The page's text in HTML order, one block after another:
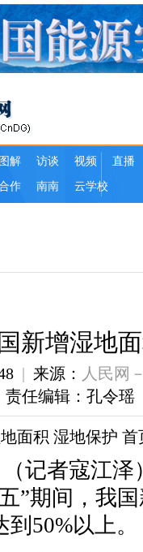
新增湿地
| 来源： 人民网
责任编辑：孔令瑶
面积 湿地保护 首
记者寇江泽
”期间，我
50%以上。